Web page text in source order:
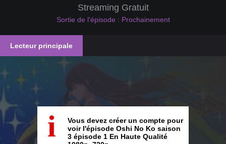
Streaming Gratuit
Sortie de l'épisode : Prochainement
Lecteur principale
i
Vous devez créer un compte pour
voir l'épisode Oshi No Ko saison
3 épisode 1 En Haute Qualité